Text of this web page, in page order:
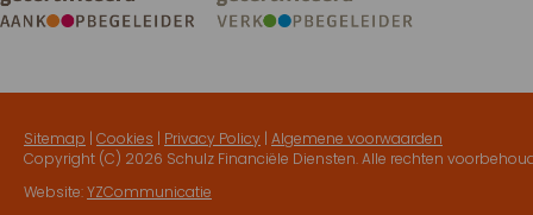
Sitemap | Cookies | Privacy Policy | Algemene voorwaarden
Copyright (C) 2026 Schulz Financiële Diensten. Alle rechten
Website:YZCommunicatie